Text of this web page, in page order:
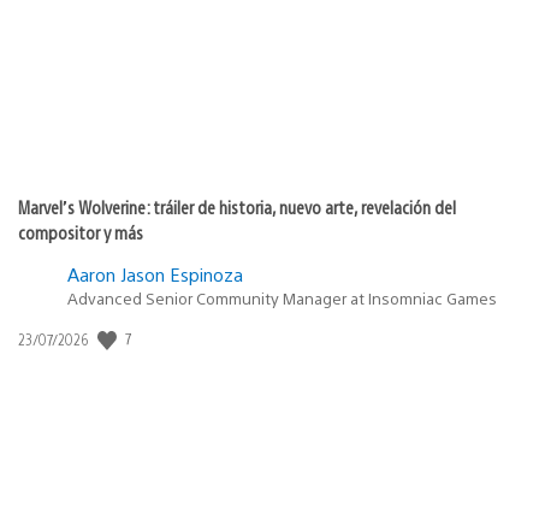
Marvel’s Wolverine: tráiler de historia, nuevo arte, revelación del
compositor y más
Aaron Jason Espinoza
Advanced Senior Community Manager at Insomniac Games
Fecha
23/07/2026 7